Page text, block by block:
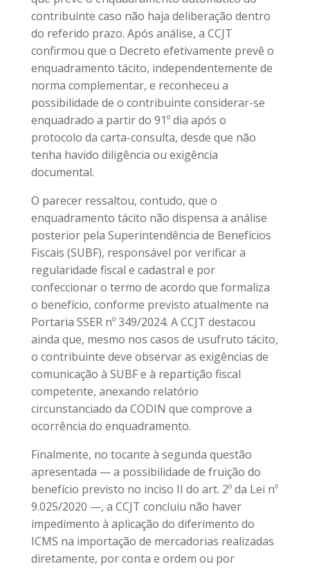
contribuinte caso não haja deliberação dentro
do referido prazo. Após análise, a CCJT
confirmou que o Decreto efetivamente prevê o
enquadramento tácito, independentemente de
norma complementar, e reconheceu a
possibilidade de o contribuinte considerar-se
enquadrado a partir do 91º dia após o
protocolo da carta-consulta, desde que não
tenha havido diligência ou exigência
documental.
O parecer ressaltou, contudo, que o
enquadramento tácito não dispensa a análise
posterior pela Superintendência de Benefícios
Fiscais (SUBF), responsável por verificar a
regularidade fiscal e cadastral e por
confeccionar o termo de acordo que formaliza
o benefício, conforme previsto atualmente na
Portaria SSER nº 349/2024. A CCJT destacou
ainda que, mesmo nos casos de usufruto tácito,
o contribuinte deve observar as exigências de
comunicação à SUBF e à repartição fiscal
competente, anexando relatório
circunstanciado da CODIN que comprove a
ocorrência do enquadramento.
Finalmente, no tocante à segunda questão
apresentada — a possibilidade de fruição do
benefício previsto no inciso II do art. 2º da Lei nº
9.025/2020 —, a CCJT concluiu não haver
impedimento à aplicação do diferimento do
ICMS na importação de mercadorias realizadas
diretamente, por conta e ordem ou por